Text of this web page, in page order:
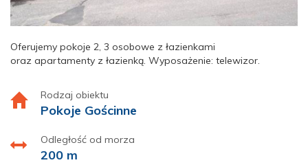
Oferujemy pokoje 2, 3 osobowe z łazienkami
oraz apartamenty z łazienką. Wyposażenie: telewizor.
Rodzaj obiektu
Pokoje Gościnne
Odległość od morza
200 m